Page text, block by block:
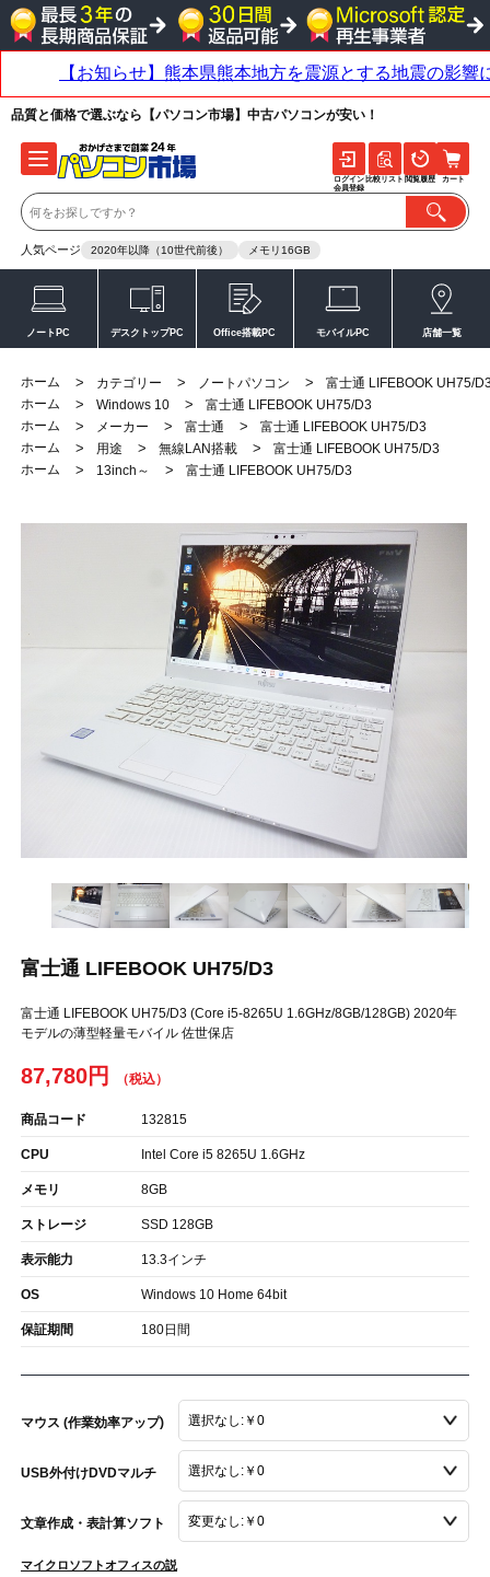
品質と価格で選ぶなら【パソコン市場】中古パソコンが安い！
人気ページ 2020年以降（10世代前後） メモリ16GB
ログイン
会員登録
比較リスト 閲覧履歴 カート
ノートPC デスクトップPC Office搭載PC モバイルPC 店舗一覧
ホーム > カテゴリー > ノートパソコン >
富士通 LIFEBOOK UH75/
ホーム
> Windows 10 >
富士通 LIFEBOOK UH75/D3
ホーム
> メーカー > 富士通 >
富士通 LIFEBOOK UH75/D3
ホーム
> 用途 > 無線LAN搭載 >
富士通 LIFEBOOK UH75/D3
ホーム
> 13inch～ > 富士通 LIFEBOOK UH75/D3
富士通 LIFEBOOK UH75/D3
富士通 LIFEBOOK UH75/D3 (Core i5-8265U 1.6GHz/8GB/128GB) 2020年
モデルの薄型軽量モバイル 佐世保店
87,780円
商品コード 132815
CPU Intel Core i5 8265U 1.6GHz
メモリ 8GB
ストレージ SSD 128GB
表示能力 13.3インチ
OS Windows 10 Home 64bit
保証期間 180日間
マウス (作業効率アップ)
USB外付けDVDマルチ
文章作成・表計算ソフト
マイクロソフトオフィスの説